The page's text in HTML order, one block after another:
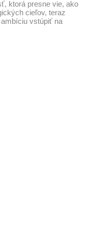
ktorá presne vie, ako
cieľov, teraz
vstúpiť na